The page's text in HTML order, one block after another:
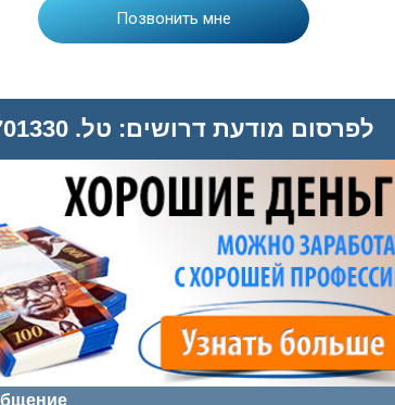
לפרסום מודעת דרושים: טל. 052-4701330